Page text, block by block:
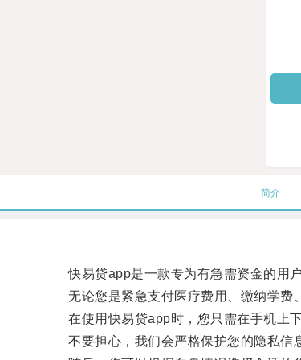
简介
快易贷app是一款专为有急需资金的用户
无论您是紧急支付医疗费用、缴纳学费、
在使用快易贷app时，您只需在手机上下
不要担心，我们会严格保护您的隐私信